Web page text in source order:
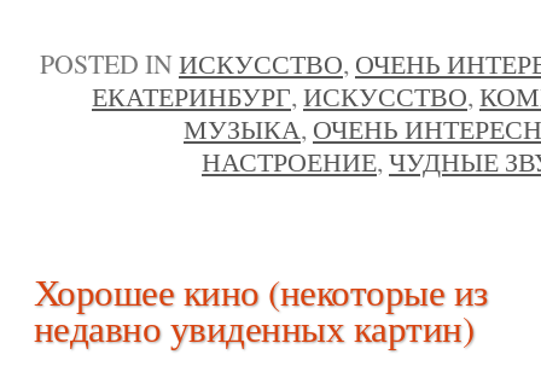
POSTED INИСКУССТВО, ОЧЕНЬ
ЕКАТЕРИНБУРГ,ИСКУССТВО,
МУЗЫКА, ОЧЕНЬ
НАСТРОЕНИЕ,ЧУДНЫЕ
Хорошее кино (некоторые из
недавно увиденных картин)